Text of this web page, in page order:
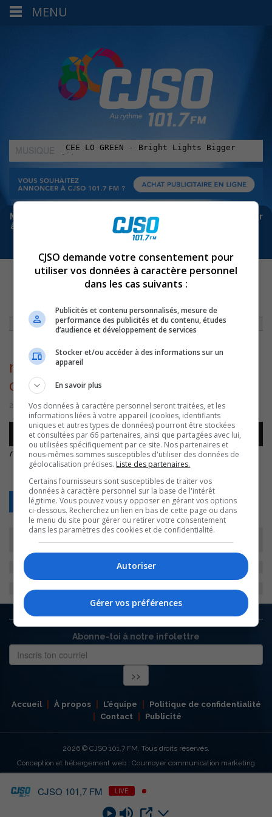
MUSIQUE
:
Meta bloque les infos sur Facebook. Pour ne rien manquer
à Sorel-Tracy et la région, abonne-toi à notre infolettre :
JOURNEES-DE-LA-CULTURE
marie-otis-journees-de-la-
culture
28 septembre 2016 | Par Équipe CJSO
Lecteur
audio
00:00 00:00
marie-otis-journees-de-la-culture.
Retour
Abonne-toi à notre infolettre
Accueil À propos L’équipe
Politique de confidentialité
Contact
Publicité
2026 © CJSO 101,7 FM. Tous droits réservés.
Conception et hébergement web : Cournoyer communication marketing
CJSO 101,7 FM LIVE
MENU
CJSO demande votre consentement pour
utiliser vos données à caractère personnel
dans les cas suivants :
Publicités et contenu personnalisés, mesure de
performance des publicités et du contenu, études
d’audience et développement de services
Stocker et/ou accéder à des informations sur un
appareil
En savoir plus
Vos données à caractère personnel seront traitées, et les
informations liées à votre appareil (cookies, identifiants
uniques et autres types de données) pourront être stockées
et consultées par 66 partenaires, ainsi que partagées avec lui,
ou utilisées spécifiquement par ce site. Nos partenaires et
nous-mêmes sommes susceptibles d'utiliser des données de
géolocalisation précises. Liste des partenaires.
Certains fournisseurs sont susceptibles de traiter vos
données à caractère personnel sur la base de l'intérêt
légitime. Vous pouvez vous y opposer en gérant vos options
ci-dessous. Recherchez un lien en bas de cette page ou dans
le menu du site pour gérer ou retirer votre consentement
dans les paramètres des cookies et de confidentialité.
Autoriser
Gérer vos préférences